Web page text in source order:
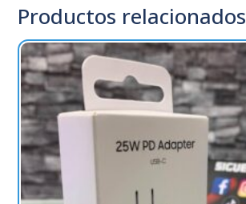
Productos relacionados